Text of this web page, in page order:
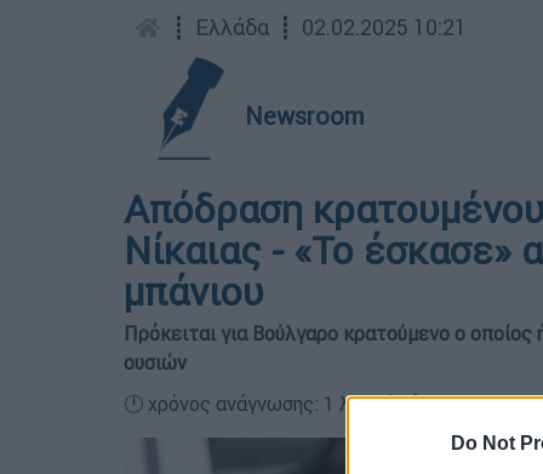
Do Not
┋ Ελλάδα ┋ 02.02.2025 10:21
Newsroom
Απόδραση
Νίκαιας - «Το έσκασε»
μπάνιου
Πρόκειται για Βούλγαρο κρατούμενο ο
ουσιών
🕛 χρόνος ανάγνωσης: 1 λεπτό ┋